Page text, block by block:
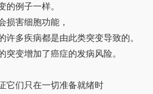
的例子一样。
损害细胞功能，
许多疾病都是由此类突变导致的。
突变增加了癌症的发病风险。
它们只在一切准备就绪时